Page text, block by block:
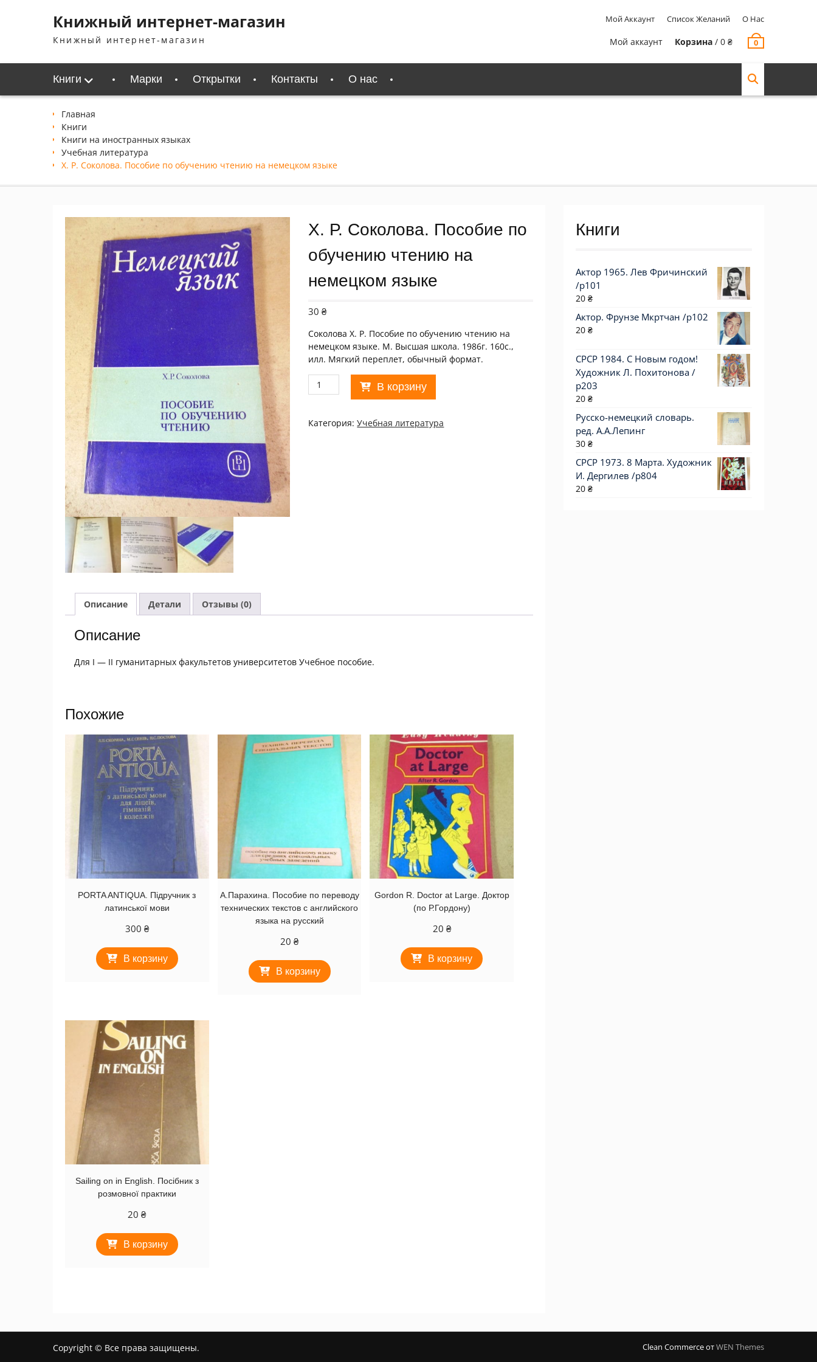
содержимомуКнижный интернет-магазин
Книжный интернет-магазин
Мой Аккаунт Список Желаний О Нас
Мой аккаунт Корзина / 0 ₴ 0
Книги Марки Открытки Контакты О нас
Главная
Книги
Книги на иностранных языках
Учебная литература
Х. Р. Соколова. Пособие по обучению чтению на немецком языке
Х. Р. Соколова. Пособие по
обучению чтению на
немецком языке
30₴
Соколова Х. Р. Пособие по обучению чтению на
немецком языке. М. Высшая школа. 1986г. 160с.,
илл. Мягкий переплет, обычный формат.
Количество
товара
Р.
Соколова.
В корзину
Категория:Учебная литература
Описание Детали Отзывы (0)
Описание
Для I — II гуманитарных факультетов университетов Учебное пособие.
Похожие
PORTA ANTIQUA. Підручник з
латинської мови
300 ₴
В корзину
А.Парахина. Пособие по переводу
технических текстов с английского
языка на русский
20 ₴
В корзину
Gordon R. Doctor at Large. Доктор
(по Р.Гордону)
20 ₴
В корзину
Sailing on in English. Посібник з
розмовної практики
20₴
В корзину
Книги
Актор 1965. Лев Фричинский
/p101
20 ₴
Актор. Фрунзе Мкртчан /p102
20 ₴
СРСР 1984. С Новым годом!
Художник Л. Похитонова /
р203
20 ₴
Русско-немецкий словарь.
ред. А.А.Лепинг
30 ₴
СРСР 1973. 8 Марта. Художник
И. Дергилев /р804
20 ₴
Copyright © Все права защищены. Clean Commerce отWEN Themes